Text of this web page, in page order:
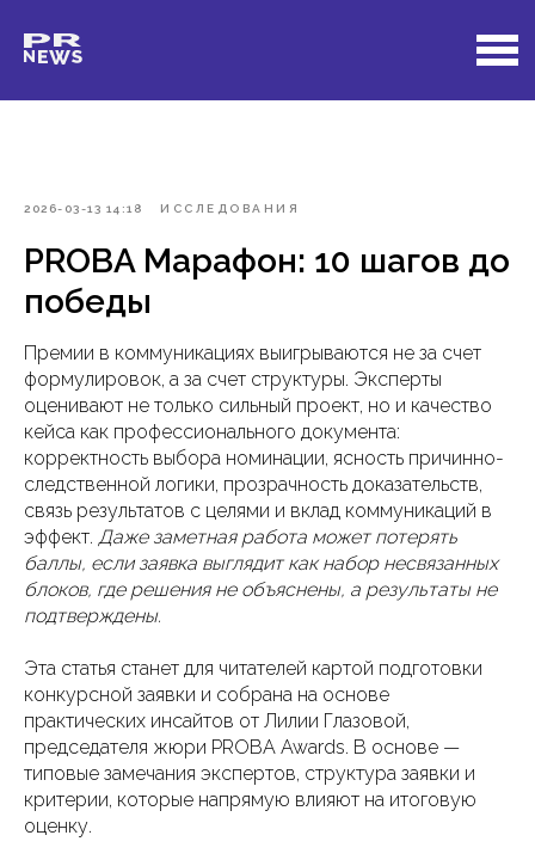
2026-03-13 14:18 ИССЛЕДОВАНИЯ
PROBA Марафон: 10 шагов до
победы
Премии в коммуникациях выигрываются не за счет
формулировок, а за счет структуры. Эксперты
оценивают не только сильный проект, но и качество
кейса как профессионального документа:
корректность выбора номинации, ясность причинно-
следственной логики, прозрачность доказательств,
связь результатов с целями и вклад коммуникаций в
эффект. Даже заметная работа может потерять
баллы, если заявка выглядит как набор несвязанных
блоков, где решения не объяснены, а результаты не
подтверждены.
Эта статья станет для читателей картой подготовки
конкурсной заявки и собрана на основе
практических инсайтов от Лилии Глазовой,
председателя жюри PROBA Awards. В основе —
типовые замечания экспертов, структура заявки и
критерии, которые напрямую влияют на итоговую
оценку.